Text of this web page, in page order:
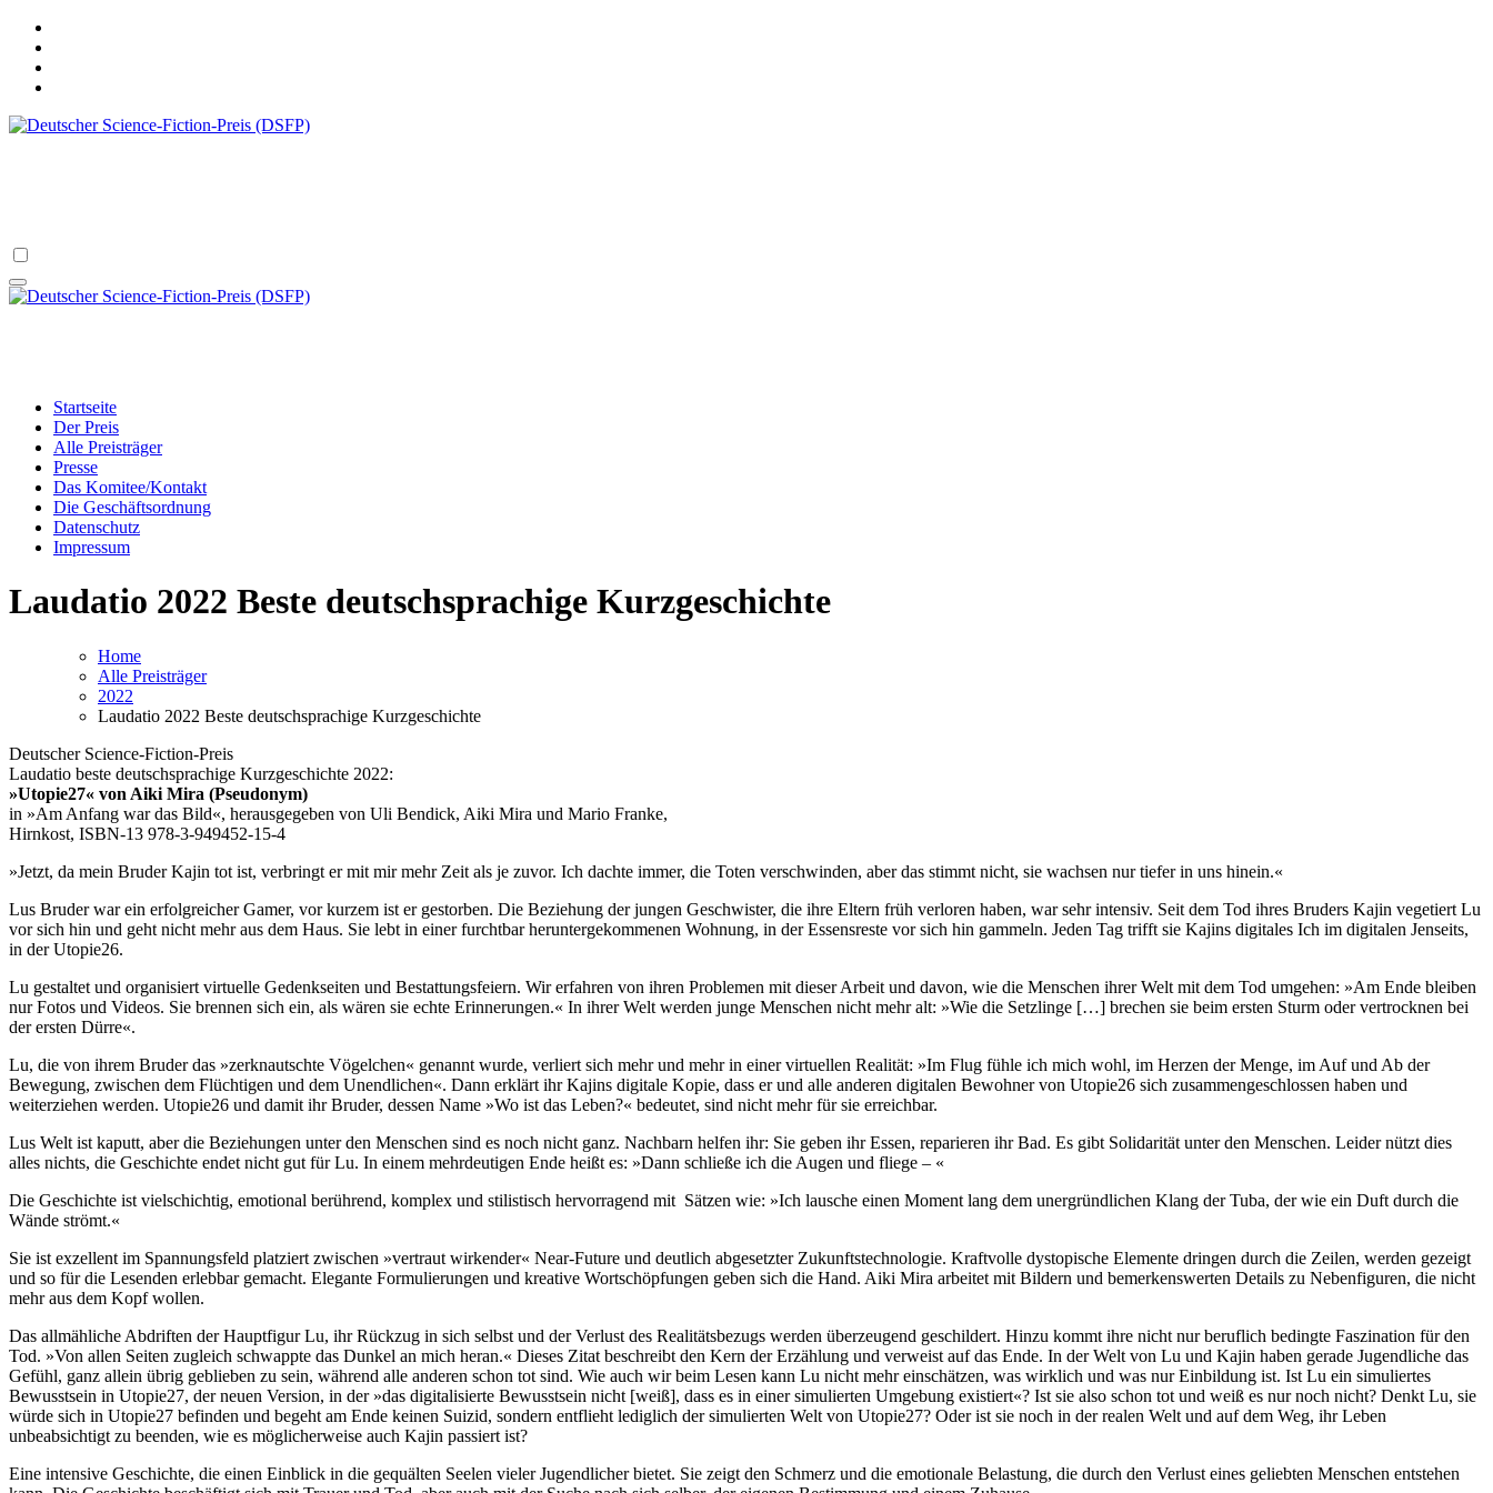
Zum
Inhalt
springen
Startseite
Der Preis
Alle Preisträger
Presse
Das Komitee/Kontakt
Die Geschäftsordnung
Datenschutz
Impressum
Laudatio 2022 Beste deutschsprachige Kurzgeschichte
Home
Alle Preisträger
2022
Laudatio 2022 Beste deutschsprachige Kurzgeschichte
Deutscher Science-Fiction-Preis
Laudatio beste deutschsprachige Kurzgeschichte 2022:
»Utopie27« von Aiki Mira (Pseudonym)
in »Am Anfang war das Bild«, herausgegeben von Uli Bendick, Aiki Mira und Mario Franke,
Hirnkost, ISBN-13 978-3-949452-15-4
»Jetzt, da mein Bruder Kajin tot ist, verbringt er mit mir mehr Zeit als je zuvor. Ich dachte immer, die Toten verschwinden, aber das stimmt nicht, sie wachsen nur tiefer in uns hinein.«
Lus Bruder war ein erfolgreicher Gamer, vor kurzem ist er gestorben. Die Beziehung der jungen Geschwister, die ihre Eltern früh verloren haben, war sehr intensiv. Seit dem Tod ihres Bruders Kajin vegetiert Lu
vor sich hin und geht nicht mehr aus dem Haus. Sie lebt in einer furchtbar heruntergekommenen Wohnung, in der Essensreste vor sich hin gammeln. Jeden Tag trifft sie Kajins digitales Ich im digitalen Jenseits,
in der Utopie26.
Lu gestaltet und organisiert virtuelle Gedenkseiten und Bestattungsfeiern. Wir erfahren von ihren Problemen mit dieser Arbeit und davon, wie die Menschen ihrer Welt mit dem Tod umgehen: »Am Ende bleiben
nur Fotos und Videos. Sie brennen sich ein, als wären sie echte Erinnerungen.« In ihrer Welt werden junge Menschen nicht mehr alt: »Wie die Setzlinge […] brechen sie beim ersten Sturm oder vertrocknen bei
der ersten Dürre«.
Lu, die von ihrem Bruder das »zerknautschte Vögelchen« genannt wurde, verliert sich mehr und mehr in einer virtuellen Realität: »Im Flug fühle ich mich wohl, im Herzen der Menge, im Auf und Ab der
Bewegung, zwischen dem Flüchtigen und dem Unendlichen«. Dann erklärt ihr Kajins digitale Kopie, dass er und alle anderen digitalen Bewohner von Utopie26 sich zusammengeschlossen haben und
weiterziehen werden. Utopie26 und damit ihr Bruder, dessen Name »Wo ist das Leben?« bedeutet, sind nicht mehr für sie erreichbar.
Lus Welt ist kaputt, aber die Beziehungen unter den Menschen sind es noch nicht ganz. Nachbarn helfen ihr: Sie geben ihr Essen, reparieren ihr Bad. Es gibt Solidarität unter den Menschen. Leider nützt dies
alles nichts, die Geschichte endet nicht gut für Lu. In einem mehrdeutigen Ende heißt es: »Dann schließe ich die Augen und fliege – «
Die Geschichte ist vielschichtig, emotional berührend, komplex und stilistisch hervorragend mit Sätzen wie: »Ich lausche einen Moment lang dem unergründlichen Klang der Tuba, der wie ein Duft durch die
Wände strömt.«
Sie ist exzellent im Spannungsfeld platziert zwischen »vertraut wirkender« Near-Future und deutlich abgesetzter Zukunftstechnologie. Kraftvolle dystopische Elemente dringen durch die Zeilen, werden gezeigt
und so für die Lesenden erlebbar gemacht. Elegante Formulierungen und kreative Wortschöpfungen geben sich die Hand. Aiki Mira arbeitet mit Bildern und bemerkenswerten Details zu Nebenfiguren, die nicht
mehr aus dem Kopf wollen.
Das allmähliche Abdriften der Hauptfigur Lu, ihr Rückzug in sich selbst und der Verlust des Realitätsbezugs werden überzeugend geschildert. Hinzu kommt ihre nicht nur beruflich bedingte Faszination für den
Tod. »Von allen Seiten zugleich schwappte das Dunkel an mich heran.« Dieses Zitat beschreibt den Kern der Erzählung und verweist auf das Ende. In der Welt von Lu und Kajin haben gerade Jugendliche das
Gefühl, ganz allein übrig geblieben zu sein, während alle anderen schon tot sind. Wie auch wir beim Lesen kann Lu nicht mehr einschätzen, was wirklich und was nur Einbildung ist. Ist Lu ein simuliertes
Bewusstsein in Utopie27, der neuen Version, in der »das digitalisierte Bewusstsein nicht [weiß], dass es in einer simulierten Umgebung existiert«? Ist sie also schon tot und weiß es nur noch nicht? Denkt Lu, sie
würde sich in Utopie27 befinden und begeht am Ende keinen Suizid, sondern entflieht lediglich der simulierten Welt von Utopie27? Oder ist sie noch in der realen Welt und auf dem Weg, ihr Leben
unbeabsichtigt zu beenden, wie es möglicherweise auch Kajin passiert ist?
Eine intensive Geschichte, die einen Einblick in die gequälten Seelen vieler Jugendlicher bietet. Sie zeigt den Schmerz und die emotionale Belastung, die durch den Verlust eines geliebten Menschen entstehen